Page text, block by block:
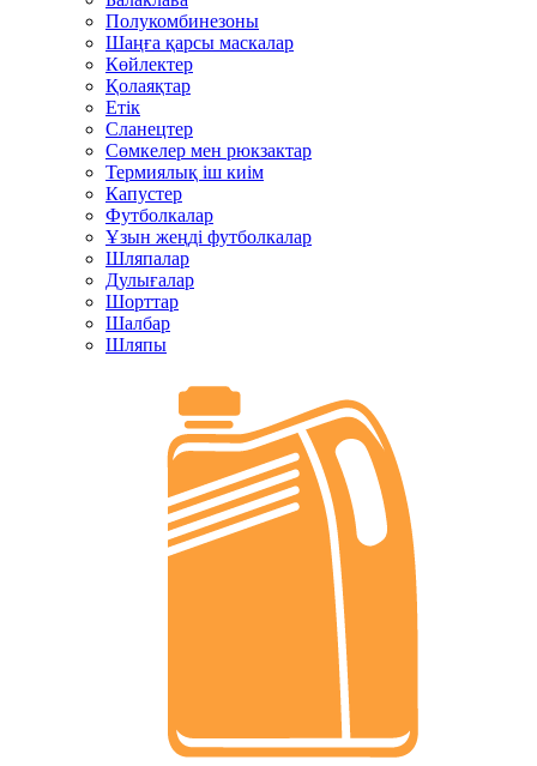
Полукомбинезоны
Шаңға қарсы маскалар
Көйлектер
Қолаяқтар
Етік
Сланецтер
Сөмкелер мен рюкзактар
Термиялық іш киім
Капустер
Футболкалар
Ұзын жеңді футболкалар
Шляпалар
Дулығалар
Шорттар
Шалбар
Шляпы